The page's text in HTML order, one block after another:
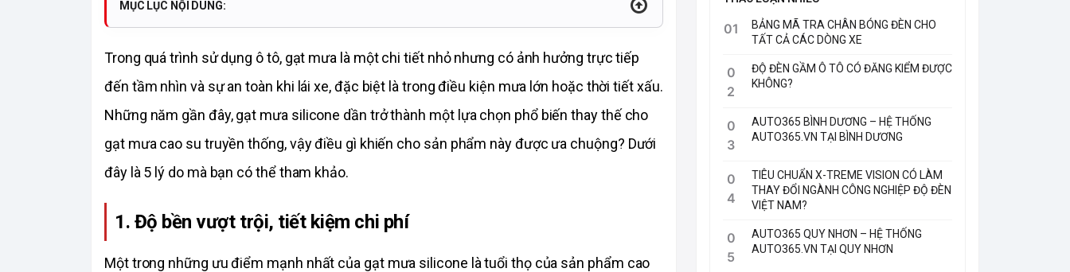
MỤC LỤC NỘI DUNG:
Trong quá trình sử dụng ô tô, gạt mưa là một chi tiết nhỏ nhưng có ảnh hưởng trực tiếp
đến tầm nhìn và sự an toàn khi lái xe, đặc biệt là trong điều kiện mưa lớn hoặc thời tiết xấu.
Những năm gần đây, gạt mưa silicone dần trở thành một lựa chọn phổ biến thay thế cho
gạt mưa cao su truyền thống, vậy điều gì khiến cho sản phẩm này được ưa chuộng? Dưới
đây là 5 lý do mà bạn có thể tham khảo.
1. Độ bền vượt trội, tiết kiệm chi phí
Một trong những ưu điểm mạnh nhất của gạt mưa silicone là tuổi thọ của sản phẩm cao
01
BẢNG MÃ TRA CHÂN BÓNG ĐÈN CHO
TẤT CẢ CÁC DÒNG XE
0
2
ĐỘ ĐÈN GẦM Ô TÔ CÓ ĐĂNG KIỂM ĐƯỢC
KHÔNG?
0
3
AUTO365 BÌNH DƯƠNG – HỆ THỐNG
AUTO365.VN TẠI BÌNH DƯƠNG
0
4
TIÊU CHUẨN X-TREME VISION CÓ LÀM
THAY ĐỔI NGÀNH CÔNG NGHIỆP ĐỘ ĐÈN
VIỆT NAM?
0
5
AUTO365 QUY NHƠN – HỆ THỐNG
AUTO365.VN TẠI QUY NHƠN